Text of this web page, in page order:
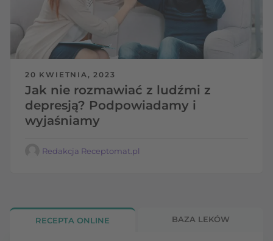
20 KWIETNIA, 2023
Jak nie rozmawiać z ludźmi z
depresją? Podpowiadamy i
wyjaśniamy
Redakcja Receptomat.pl
RECEPTA ONLINE BAZA LEKÓW